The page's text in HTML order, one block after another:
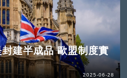
建半成品 歐盟制度實
2025-06-28